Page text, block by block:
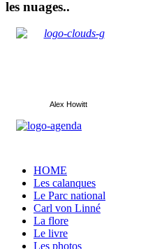
les nuages..
Alex Howitt
HOME
Les calanques
Le Parc national
Carl von Linné
La flore
Le livre
Les photos